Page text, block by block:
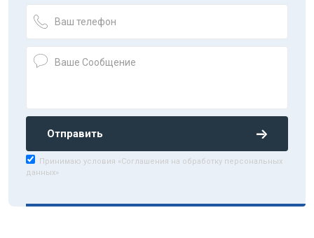
Отправить
Принимаю условия «Соглашения на обработку персональных
данных»